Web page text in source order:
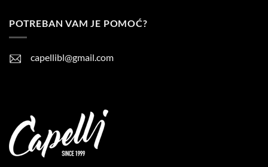
POTREBAN VAM JE POMOĆ?
capellibl@gmail.com